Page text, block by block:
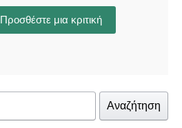
Προσθέστε μια κριτική
Αναζήτηση